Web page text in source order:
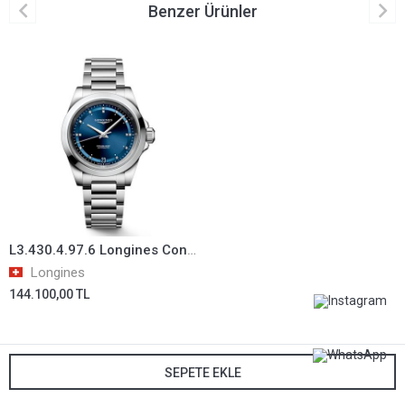
SEPETE EKLE
Benzer Ürünler
L3.430.4.97.6 Longines Conquest Kadın Kol Saati L34304976
Longines
144.100,00 TL